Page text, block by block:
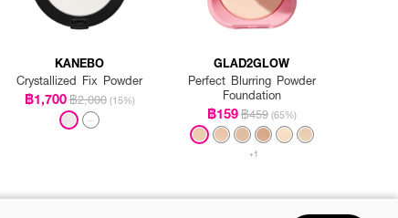
KANEBO
Crystallized Fix Powder
฿1,700฿2,000 (15%)
GLAD2GLOW
Perfect Blurring Powder
Foundation
฿159฿459 (65%)
+1